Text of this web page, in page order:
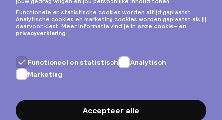
Privacy & cookies
Algemene voorwaarden